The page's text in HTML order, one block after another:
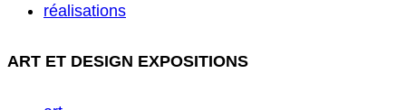
réalisations
ART ET DESIGN EXPOSITIONS